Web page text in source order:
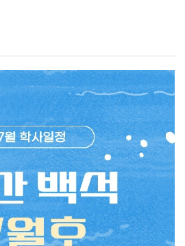
사항은 학교 공지사항을 함께
.백녹담의 다양한 활동카카오톡 ㅣ
평일 9시~18시 실시간 답변)
학관리처인스타그램 ㅣ
ㅣ
월은 여름방학의
를 준비해야 하는 중요한
등록 등 주요 학사일정을 미리
놓치지 않도록 유의하시기
맞아 우리가 누리는 자유와
비스 시나리오를 직접 작성하고,
카트를 세팅한 뒤 승객과 승무원
서비스처럼 실습을
내 서비스를 해보고, 칵테일
는 등 현장과 비슷한 환경을
깊었습니다. 실제 승무원이 된 것
던 수업이라 더욱 기억에
공 학생들이 가장 많이 하는 고민은
서비스전공 학생들이 가장 많이
재학생: 현재 3학년이다 보니 저
민이 가장 큽니다. 저뿐만 아니라